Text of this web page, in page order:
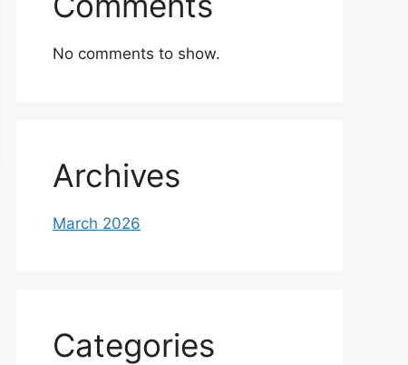
No comments to show.
Archives
March 2026
Categories